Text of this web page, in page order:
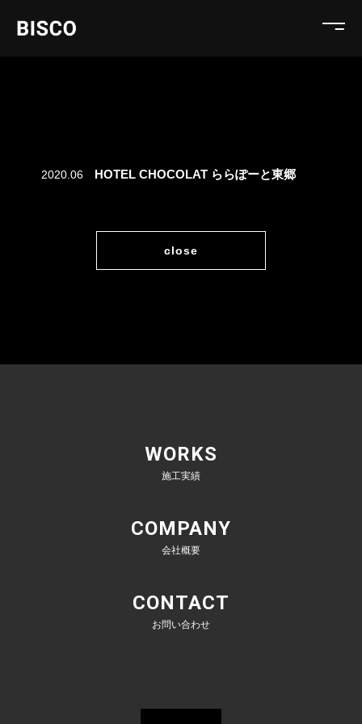
2020.06 HOTEL CHOCOLAT ららぽーと東郷
close
WORKS
施工実績
COMPANY
会社概要
CONTACT
お問い合わせ